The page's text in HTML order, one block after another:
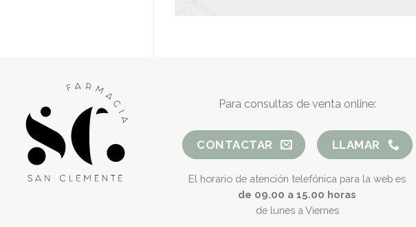
Para consultas de venta online:
CONTACTAR LLAMAR
El horario de atención telefónica para la web es
de 09.00 a 15.00 horas
de lunes a Viernes